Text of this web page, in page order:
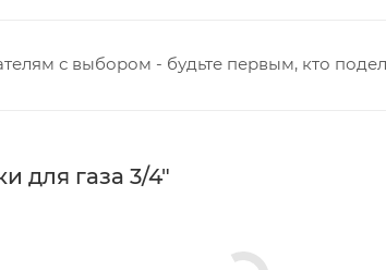
с выбором - будьте первым, кто
для газа 3/4"